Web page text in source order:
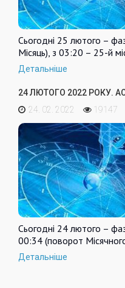
Сьогодні 25 лютого –
Місяць), з 03:20 – 25-й
Детальніше
24 ЛЮТОГО 2022 РОКУ.
24. 02. 2022
19147
Сьогодні 24 лютого –
00:34 (поворот
Детальніше